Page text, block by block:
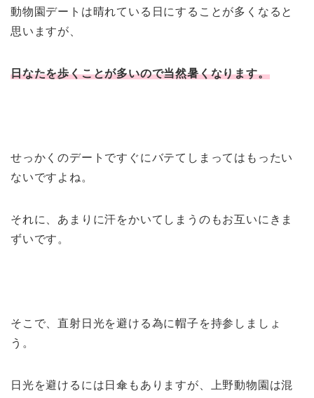
動物園デートは晴れている日にすることが多くなると
思いますが、
日なたを歩くことが多いので当然暑くなります。
せっかくのデートですぐにバテてしまってはもったい
ないですよね。
それに、あまりに汗をかいてしまうのもお互いにきま
ずいです。
そこで、直射日光を避ける為に帽子を持参しましょ
う。
日光を避けるには日傘もありますが、上野動物園は混